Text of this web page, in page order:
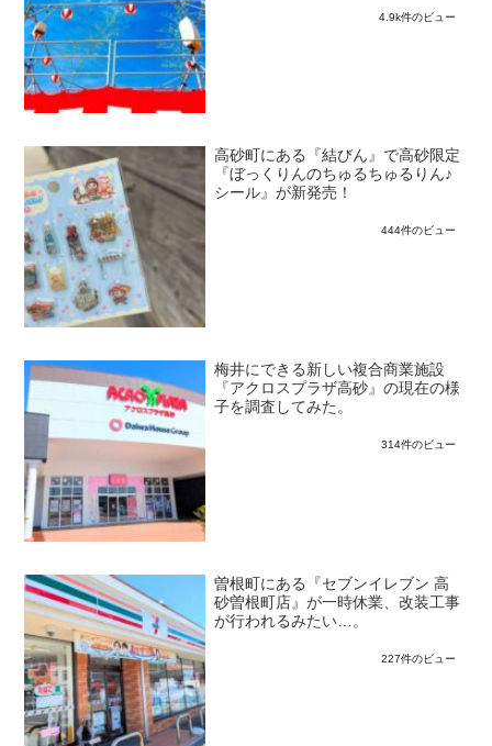
4.9k件のビュー
高砂町にある『結びん』で高砂限定
『ぼっくりんのちゅるちゅるりん♪
シール』が新発売！
444件のビュー
梅井にできる新しい複合商業施設
『アクロスプラザ高砂』の現在の様
子を調査してみた。
314件のビュー
曽根町にある『セブンイレブン 高
砂曽根町店』が一時休業、改装工事
が行われるみたい…。
227件のビュー